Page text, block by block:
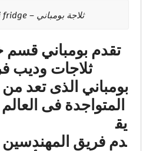
ثلاجة بومباني – bompani fridge
تقدم بومباني قسم
ثلاجات وديب
بومباني الذى تعد من
المتواجدة فى
يق
دم فريق المهندسين